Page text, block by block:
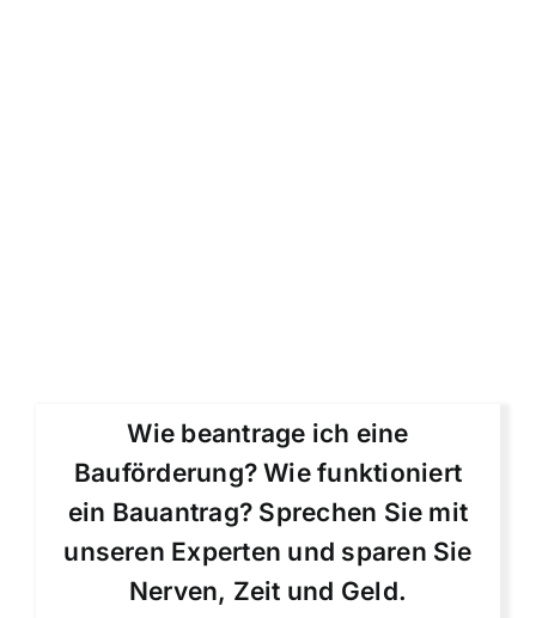
Wie beantrage ich eine
Bauförderung? Wie funktioniert
ein Bauantrag? Sprechen Sie mit
unseren Experten und sparen Sie
Nerven, Zeit und Geld.